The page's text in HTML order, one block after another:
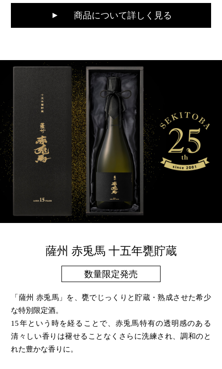
商品について詳しく見る
薩州 赤兎馬 十五年甕貯蔵
数量限定発売
「薩州 赤兎馬」を、甕でじっくりと貯蔵・熟成させた希少
な特別限定酒。
15年という時を経ることで、赤兎馬特有の透明感のある
清々しい香りは褪せることなくさらに洗練され、調和のと
れた豊かな香りに。